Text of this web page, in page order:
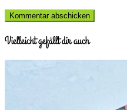
Vielleicht gefällt dir auch